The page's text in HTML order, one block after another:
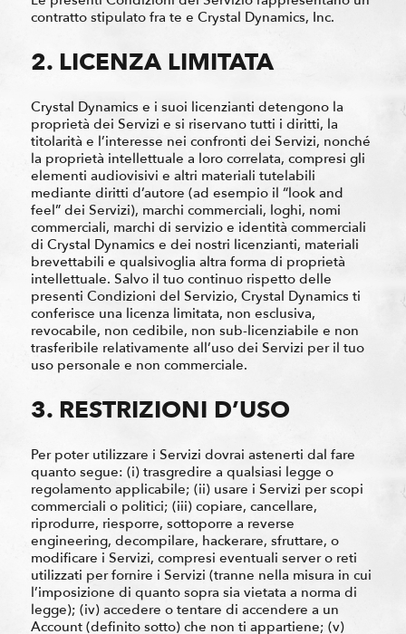
contratto stipulato fra te e Crystal Dynamics, Inc.
2. LICENZA LIMITATA
Crystal Dynamics e i suoi licenzianti detengono la
proprietà dei Servizi e si riservano tutti i diritti, la
titolarità e l’interesse nei confronti dei Servizi, nonché
la proprietà intellettuale a loro correlata, compresi gli
elementi audiovisivi e altri materiali tutelabili
mediante diritti d’autore (ad esempio il “look and
feel” dei Servizi), marchi commerciali, loghi, nomi
commerciali, marchi di servizio e identità commerciali
di Crystal Dynamics e dei nostri licenzianti, materiali
brevettabili e qualsivoglia altra forma di proprietà
intellettuale. Salvo il tuo continuo rispetto delle
presenti Condizioni del Servizio, Crystal Dynamics ti
conferisce una licenza limitata, non esclusiva,
revocabile, non cedibile, non sub-licenziabile e non
trasferibile relativamente all’uso dei Servizi per il tuo
uso personale e non commerciale.
3. RESTRIZIONI D’USO
Per poter utilizzare i Servizi dovrai astenerti dal fare
quanto segue: (i) trasgredire a qualsiasi legge o
regolamento applicabile; (ii) usare i Servizi per scopi
commerciali o politici; (iii) copiare, cancellare,
riprodurre, riesporre, sottoporre a reverse
engineering, decompilare, hackerare, sfruttare, o
modificare i Servizi, compresi eventuali server o reti
utilizzati per fornire i Servizi (tranne nella misura in cui
l’imposizione di quanto sopra sia vietata a norma di
legge); (iv) accedere o tentare di accendere a un
Account (definito sotto) che non ti appartiene; (v)